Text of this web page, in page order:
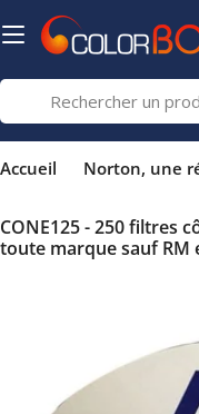
Passer
au
Recherche
Accueil Norton, une
CONE125 - 250 filtres
toute marque sauf RM